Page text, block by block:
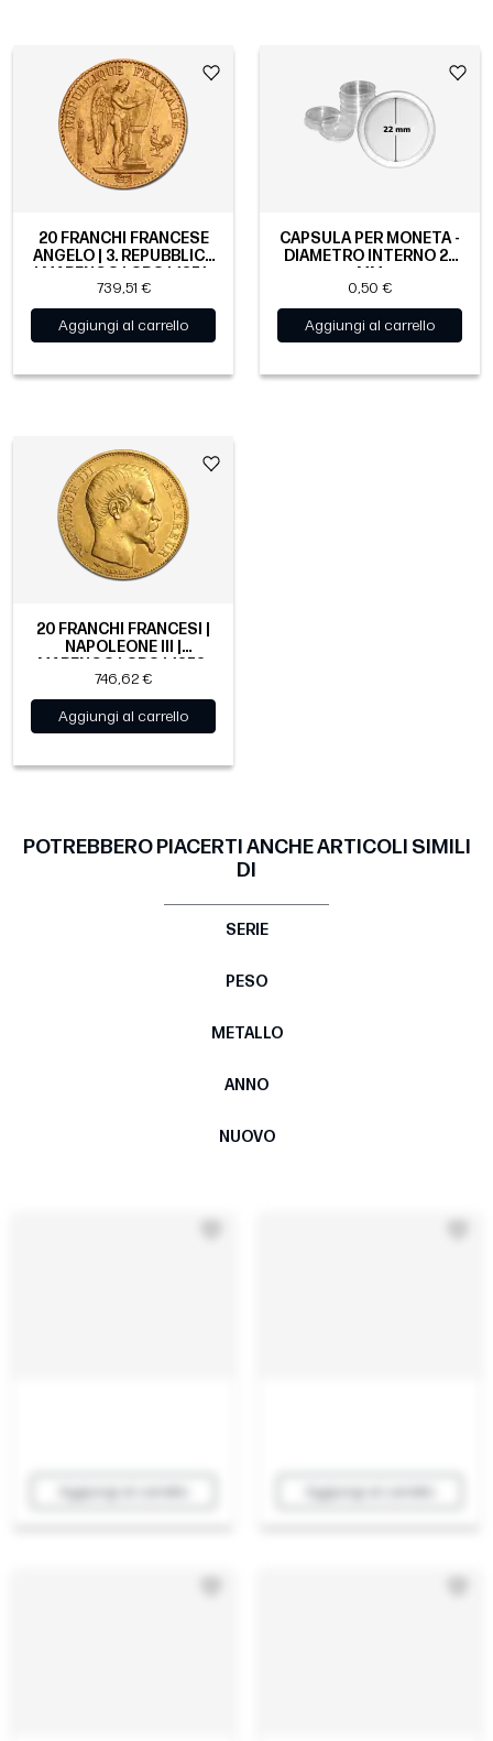
20 FRANCHI FRANCESE
ANGELO | 3. REPUBBLICA
1898
739,51 €
Aggiungi al carrello
CAPSULA PER MONETA -
DIAMETRO INTERNO 22
0,50 €
Aggiungi al carrello
20 FRANCHI FRANCESI |
NAPOLEONE III |
MARENGO | ORO | 1853-
1860
746,62 €
Aggiungi al carrello
POTREBBERO PIACERTI ANCHE ARTICOLI SIMILI
DI
SERIE
PESO
METALLO
ANNO
NUOVO
Aggiungi al carrello Aggiungi al carrello